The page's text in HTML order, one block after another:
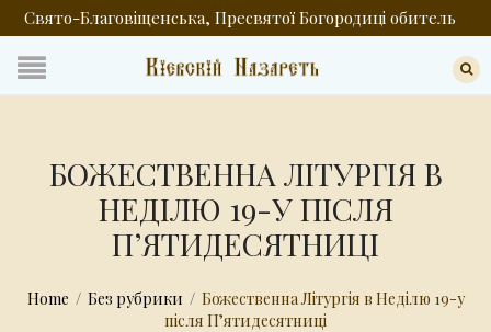
Свято-Благовіщенська, Пресвятої Богородиці обитель
БОЖЕСТВЕННА ЛІТУРГІЯ В
НЕДІЛЮ 19-У ПІСЛЯ
ПʼЯТИДЕСЯТНИЦІ
Home / Без рубрики / Божественна Літургія в Неділю 19-у
після Пʼятидесятниці